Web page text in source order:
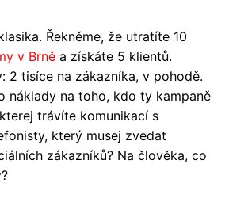
Řekněme, že utratíte 10
v Brně a získáte 5 klientů.
2 tisíce na zákazníka, v pohodě.
náklady na toho, kdo ty kampaně
trávíte komunikací s
který musej zvedat
zákazníků? Na člověka, co